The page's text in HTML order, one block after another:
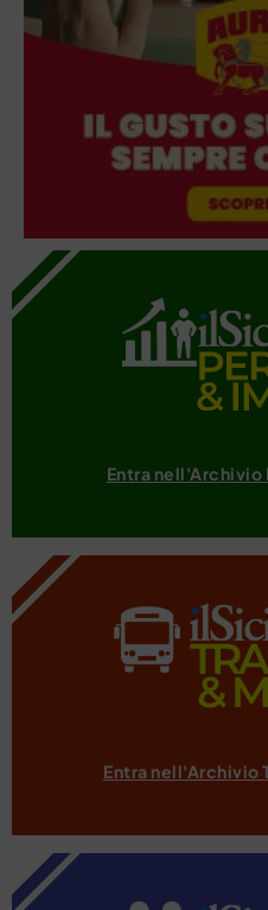
Entra nell'Archivio
Entra nell'Archivio